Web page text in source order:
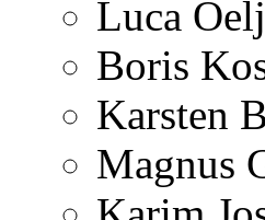
Luca
Boris
Karsten
Magnus